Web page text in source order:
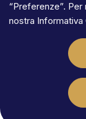
“Preferenze”.
nostra Informativa